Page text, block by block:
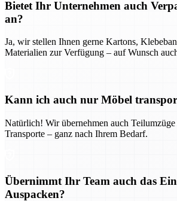
Bietet Ihr Unternehmen auch
an?
Ja, wir stellen Ihnen gerne Kartons,
Materialien zur Verfügung – auf Wunsch
Kann ich auch nur Möbel
Natürlich! Wir übernehmen auch Teilumzüge
Transporte – ganz nach Ihrem Bedarf.
Übernimmt Ihr Team auch das
Auspacken?